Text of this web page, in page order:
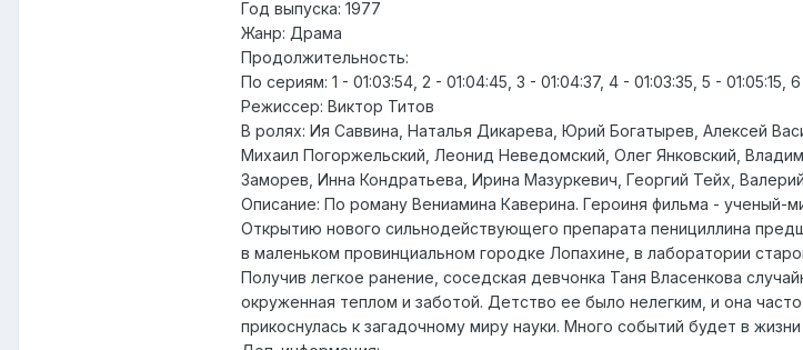
Год выпуска: 1977
Жанр: Драма
Продолжительность:
По сериям: 1 - 01:03:54, 2 - 01:04:45, 3 - 01:04:37, 4 - 01:03:35, 5 - 01:05:15,
Режиссер: Виктор Титов
В ролях: Ия Саввина, Наталья Дикарева, Юрий Богатырев, Алексей
Михаил Погоржельский, Леонид Неведомский, Олег Янковский,
Заморев, Инна Кондратьева, Ирина Мазуркевич, Георгий Тейх,
Описание: По роману Вениамина Каверина. Героиня фильма - ученый-
Открытию нового сильнодействующего препарата пенициллина
в маленьком провинциальном городке Лопахине, в лаборатории
Получив легкое ранение, соседская девчонка Таня Власенкова
окруженная теплом и заботой. Детство ее было нелегким, и она
прикоснулась к загадочному миру науки. Много событий будет в